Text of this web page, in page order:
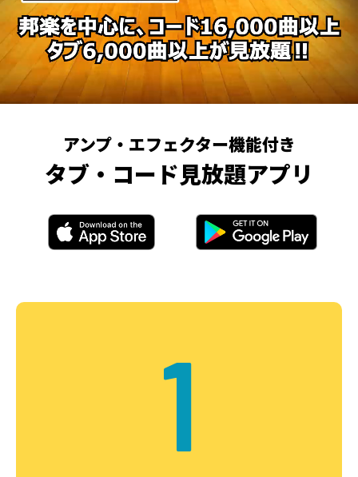
アンプ・エフェクター機能付き
タブ・コード見放題アプリ
1